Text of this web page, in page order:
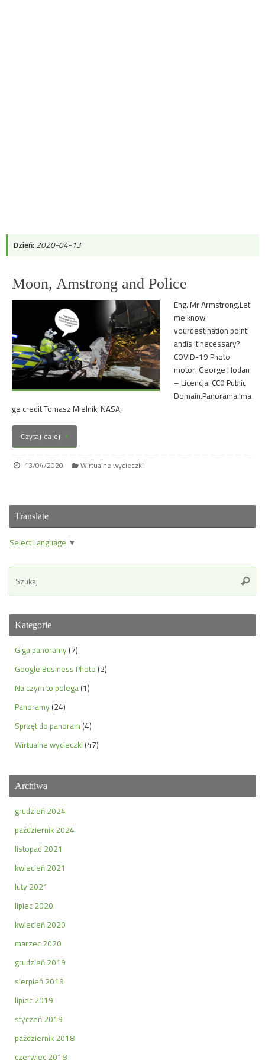
Dzień: 2020-04-13
Moon, Amstrong and Police
Eng. Mr Armstrong.Let
me know
yourdestination point
andis it necessary?
COVID-19 Photo
motor: George Hodan
– Licencja: CC0 Public
Domain.Panorama.Ima
ge credit Tomasz Mielnik, NASA,
Czytaj dalej
13/04/2020 Wirtualne wycieczki
Translate
Select Language ▼
Kategorie
Giga panoramy (7)
Google Business Photo (2)
Na czym to polega (1)
Panoramy (24)
Sprzęt do panoram (4)
Wirtualne wycieczki (47)
Archiwa
grudzień 2024
październik 2024
listopad 2021
kwiecień 2021
luty 2021
lipiec 2020
kwiecień 2020
marzec 2020
grudzień 2019
sierpień 2019
lipiec 2019
styczeń 2019
październik 2018
czerwiec 2018